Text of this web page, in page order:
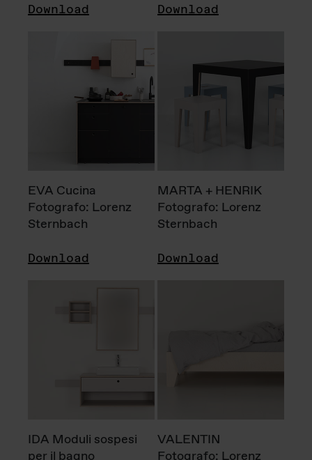
Download Download
EVA Cucina
Fotografo: Lorenz
Sternbach
Download
MARTA + HENRIK
Fotografo: Lorenz
Sternbach
Download
IDA Moduli sospesi
per il bagno
VALENTIN
Fotografo: Lorenz